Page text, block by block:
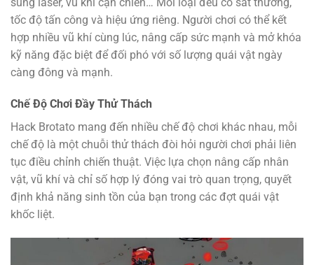
tốc độ tấn công và hiệu ứng riêng. Người chơi có thể kết
hợp nhiều vũ khí cùng lúc, nâng cấp sức mạnh và mở khóa
kỹ năng đặc biệt để đối phó với số lượng quái vật ngày
càng đông và mạnh.
Chế Độ Chơi Đầy Thử Thách
Hack Brotato mang đến nhiều chế độ chơi khác nhau, mỗi
chế độ là một chuỗi thử thách đòi hỏi người chơi phải liên
tục điều chỉnh chiến thuật. Việc lựa chọn nâng cấp nhân
vật, vũ khí và chỉ số hợp lý đóng vai trò quan trọng, quyết
định khả năng sinh tồn của bạn trong các đợt quái vật
khốc liệt.